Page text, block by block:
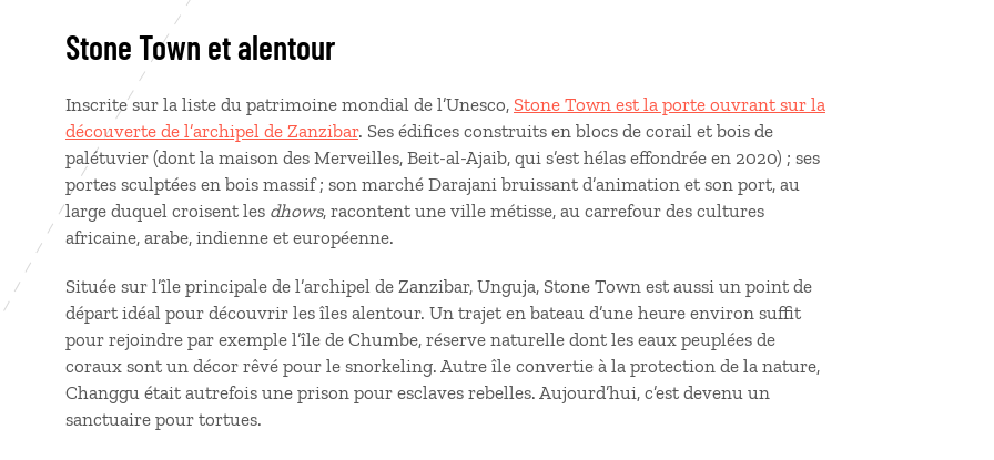
Stone Town et alentour
Inscrite sur la liste du patrimoine mondial de l’Unesco, Stone Town est la porte ouvrant sur la
découverte de l’archipel de Zanzibar. Ses édifices construits en blocs de corail et bois de
palétuvier (dont la maison des Merveilles, Beit-al-Ajaib, qui s’est hélas effondrée en 2020) ; ses
portes sculptées en bois massif ; son marché Darajani bruissant d’animation et son port, au
large duquel croisent les dhows, racontent une ville métisse, au carrefour des cultures
africaine, arabe, indienne et européenne.
Située sur l’île principale de l’archipel de Zanzibar, Unguja, Stone Town est aussi un point de
départ idéal pour découvrir les îles alentour. Un trajet en bateau d’une heure environ suffit
pour rejoindre par exemple l’île de Chumbe, réserve naturelle dont les eaux peuplées de
coraux sont un décor rêvé pour le snorkeling. Autre île convertie à la protection de la nature,
Changgu était autrefois une prison pour esclaves rebelles. Aujourd’hui, c’est devenu un
sanctuaire pour tortues.